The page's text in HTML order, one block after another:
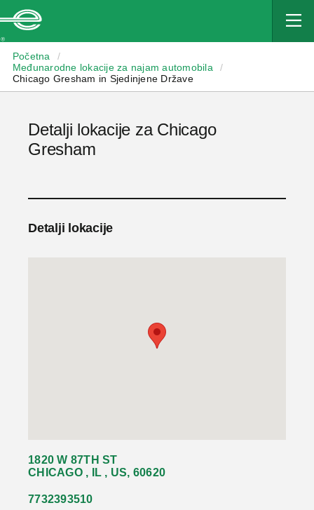
Početna
/
Međunarodne lokacije za najam automobila
/
Chicago Gresham in Sjedinjene Države
Detalji lokacije za Chicago
Gresham
Detalji lokacije
1820 W 87TH ST
CHICAGO , IL , US, 60620
7732393510